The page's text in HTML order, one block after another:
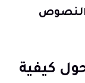
النصوص
حول كيفية